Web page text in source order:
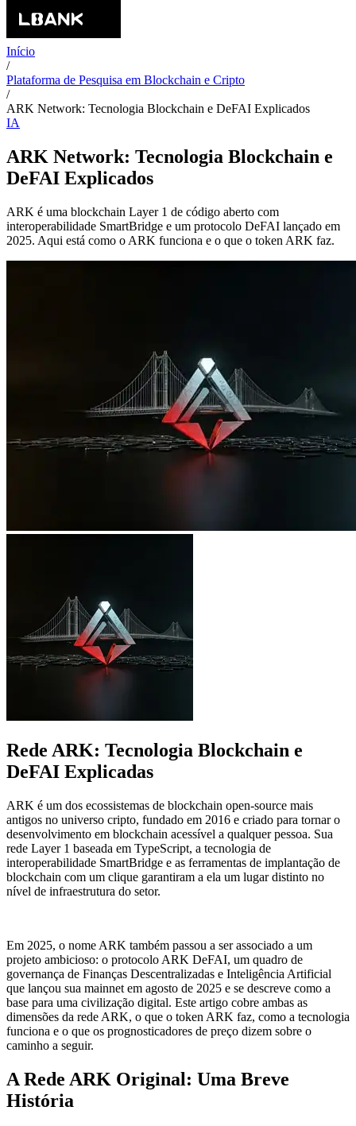
Início
/
Plataforma de Pesquisa em Blockchain e Cripto
/
ARK Network: Tecnologia Blockchain e DeFAI Explicados
IA
ARK Network: Tecnologia Blockchain e
DeFAI Explicados
ARK é uma blockchain Layer 1 de código aberto com
interoperabilidade SmartBridge e um protocolo DeFAI lançado em
2025. Aqui está como o ARK funciona e o que o token ARK faz.
Rede ARK: Tecnologia Blockchain e
DeFAI Explicadas
ARK é um dos ecossistemas de blockchain open-source mais
antigos no universo cripto, fundado em 2016 e criado para tornar o
desenvolvimento em blockchain acessível a qualquer pessoa. Sua
rede Layer 1 baseada em TypeScript, a tecnologia de
interoperabilidade SmartBridge e as ferramentas de implantação de
blockchain com um clique garantiram a ela um lugar distinto no
nível de infraestrutura do setor.
Em 2025, o nome ARK também passou a ser associado a um
projeto ambicioso: o protocolo ARK DeFAI, um quadro de
governança de Finanças Descentralizadas e Inteligência Artificial
que lançou sua mainnet em agosto de 2025 e se descreve como a
base para uma civilização digital. Este artigo cobre ambas as
dimensões da rede ARK, o que o token ARK faz, como a tecnologia
funciona e o que os prognosticadores de preço dizem sobre o
caminho a seguir.
A Rede ARK Original: Uma Breve
História